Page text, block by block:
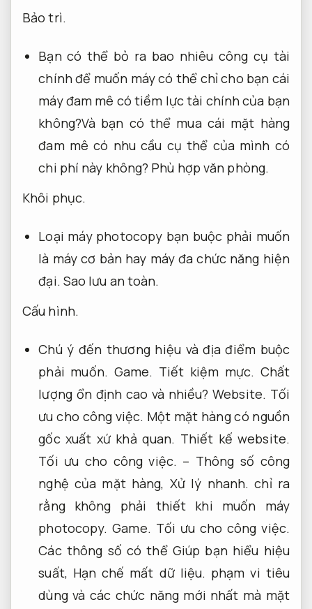
Bảo trì.
Bạn có thể bỏ ra bao nhiêu công cụ tài
chính để muốn máy có thể chỉ cho bạn cái
máy đam mê có tiềm lực tài chính của bạn
không?Và bạn có thể mua cái mặt hàng
đam mê có nhu cầu cụ thể của mình có
chi phí này không? Phù hợp văn phòng.
Khôi phục.
Loại máy photocopy bạn buộc phải muốn
là máy cơ bản hay máy đa chức năng hiện
đại. Sao lưu an toàn.
Cấu hình.
Chú ý đến thương hiệu và địa điểm buộc
phải muốn. Game. Tiết kiệm mực. Chất
lượng ổn định cao và nhiều?Website. Tối
ưu cho công việc. Một mặt hàng có nguồn
gốc xuất xứ khả quan. Thiết kế website.
Tối ưu cho công việc. – Thông số công
nghệ của mặt hàng, Xử lý nhanh. chỉ ra
rằng không phải thiết khi muốn máy
photocopy.Game. Tối ưu cho công việc.
Các thông số có thể Giúp bạn hiểu hiệu
suất, Hạn chế mất dữ liệu. phạm vi tiêu
dùng và các chức năng mới nhất mà mặt